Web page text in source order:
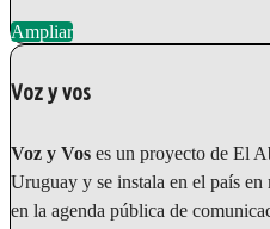
Ampliar
Voz y vos
Voz y Vos es un proyecto de El
Uruguay y se instala en el país
en la agenda pública de